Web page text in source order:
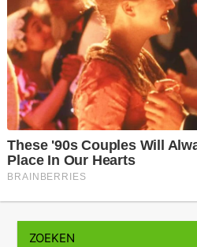
ZOEKEN